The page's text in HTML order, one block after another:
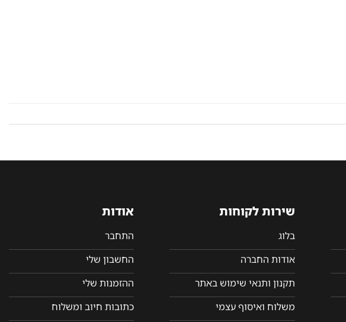
שירות לקוחות
בלוג
אודות החברה
תקנון ותנאי שימוש באתר
משלוח ואיסוף עצמי
אודות
התחבר
החשבון שלי
ההזמנות שלי
כתובות חיוב ומשלוח